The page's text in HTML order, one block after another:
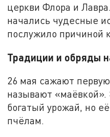
церкви Флора и
начались чудесные
послужило причиной
Традиции и обряды
26 мая сажают
называют «маёвкой».
богатый урожай, но
пчёлам.